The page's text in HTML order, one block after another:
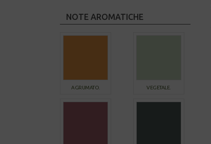
NOTE AROMATICHE
AGRUMATO. VEGETALE.